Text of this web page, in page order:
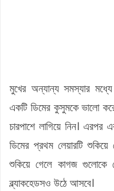
মুখের অন্যান্য সমস্যার
একটি ডিমের কুসুমকে ভালো
চারপাশে লাগিয়ে নিন। এরপর
ডিমের প্রথম লেয়ারটি
শুকিয়ে গেলে কাগজ গুলোকে
ব্ল্যাকহেডসও উঠে আসবে।